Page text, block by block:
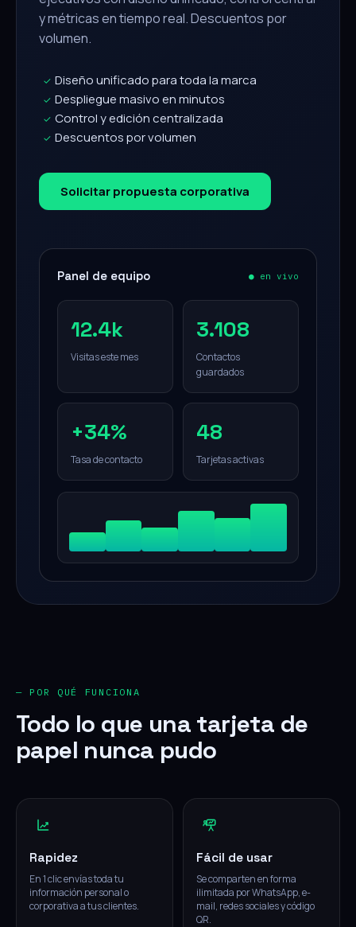
y métricas en tiempo real. Descuentos por
volumen.
✓ Diseño unificado para toda la marca
✓ Despliegue masivo en minutos
✓ Control y edición centralizada
✓ Descuentos por volumen
Solicitar propuesta corporativa
Panel de equipo ● en vivo
12.4k
Visitas este mes
3.108
Contactos
guardados
+34%
Tasa de contacto
48
Tarjetas activas
— POR QUÉ FUNCIONA
Todo lo que una tarjeta de
papel nunca pudo
Rapidez
En 1 clic envías toda tu
información personal o
corporativa a tus clientes.
Fácil de usar
Se comparten en forma
ilimitada por WhatsApp, e-
mail, redes sociales y código
QR.